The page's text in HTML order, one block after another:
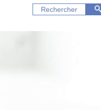
Rechercher